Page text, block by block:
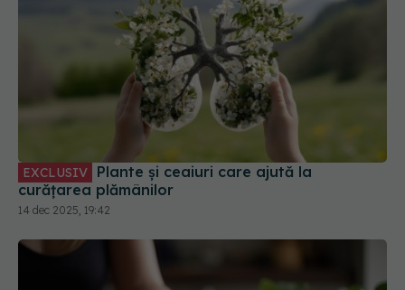
curățarea plămânilor
14 dec 2025, 19:42